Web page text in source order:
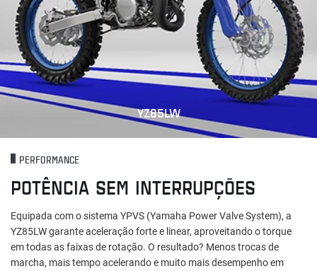
YZ85LW
PERFORMANCE
POTÊNCIA SEM INTERRUPÇÕES
Equipada com o sistema YPVS (Yamaha Power Valve System), a
YZ85LW garante aceleração forte e linear, aproveitando o torque
em todas as faixas de rotação. O resultado? Menos trocas de
marcha, mais tempo acelerando e muito mais desempenho em